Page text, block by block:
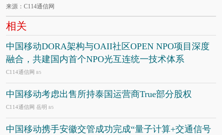
来源：C114通信网
相关
中国移动DORA架构与OAII社区OPEN NPO项目深度
融合，共建国内首个NPO光互连统一技术体系
C114通信网 8/5
中国移动考虑出售所持泰国运营商True部分股权
C114通信网 岳明 8/5
中国移动携手安徽交管成功完成“量子计算+交通信号